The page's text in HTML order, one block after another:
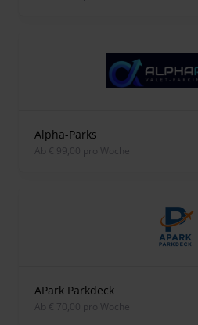
Alpha-Parks
ab € 99,00 pro Woche
APark Parkdeck
ab € 70,00 pro Woche